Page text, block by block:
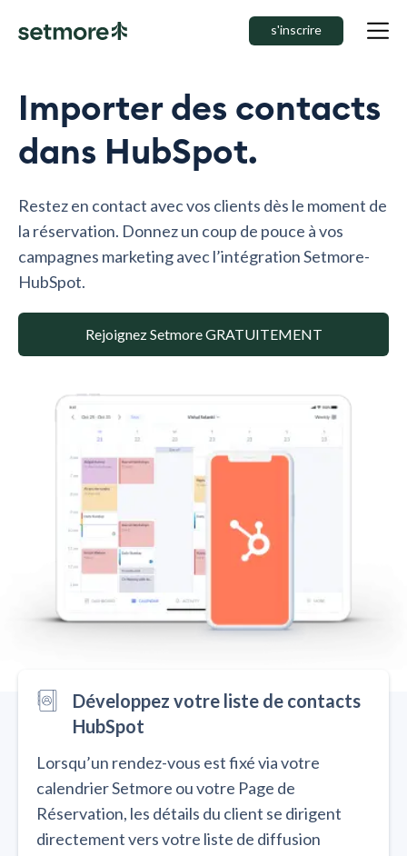
s'inscrire
Importer des contacts
dans HubSpot.
Restez en contact avec vos clients dès le moment de
la réservation. Donnez un coup de pouce à vos
campagnes marketing avec l’intégration Setmore-
HubSpot.
Rejoignez Setmore GRATUITEMENT
Développez votre liste de contacts
HubSpot
Lorsqu’un rendez-vous est fixé via votre
calendrier Setmore ou votre Page de
Réservation, les détails du client se dirigent
directement vers votre liste de diffusion